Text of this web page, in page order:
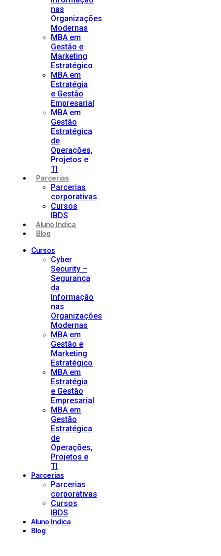
nas
Organizações
Modernas
MBA em
Gestão e
Marketing
Estratégico
MBA em
Estratégia
e Gestão
Empresarial
MBA em
Gestão
Estratégica
de
Operações,
Projetos e
TI
Parcerias
Parcerias
corporativas
Cursos
IBDS
Aluno Indica
Blog
Cursos
Cyber
Security –
Segurança
da
Informação
nas
Organizações
Modernas
MBA em
Gestão e
Marketing
Estratégico
MBA em
Estratégia
e Gestão
Empresarial
MBA em
Gestão
Estratégica
de
Operações,
Projetos e
TI
Parcerias
Parcerias
corporativas
Cursos
IBDS
Aluno Indica
Blog